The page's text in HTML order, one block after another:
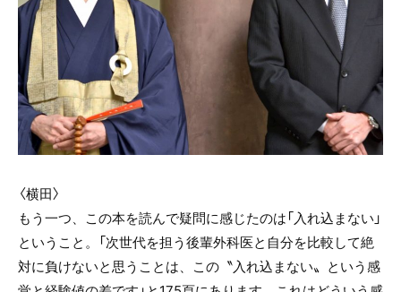
〈横田〉
もう一つ、この本を読んで疑問に感じたのは「入れ込まない」
ということ。「次世代を担う後輩外科医と自分を比較して絶
対に負けないと思うことは、この〝入れ込まない〟という感